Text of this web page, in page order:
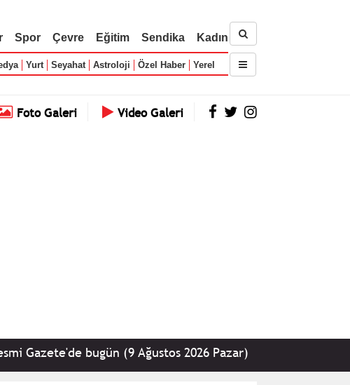
Spor Çevre Eğitim Sendika Kadın
Yurt Seyahat Astroloji Özel Haber Yerel
Foto Galeri Video Galeri
Gazete'de bugün (9 Ağustos 2026 Pazar)